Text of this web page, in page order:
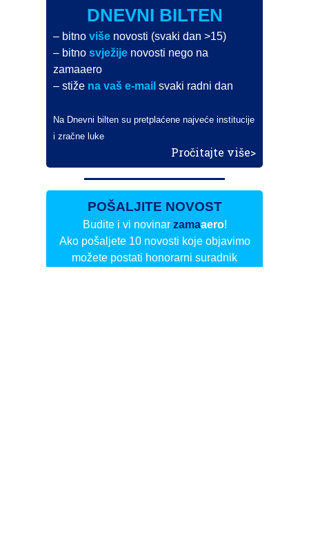
DNEVNI BILTEN
– bitnoviše novosti (svaki dan >15)
– bitnosvježije novosti nego na
zamaaero
– stiže na vaš e-mail svaki radni dan
Na Dnevni bilten su pretplaćene najveće institucije
i zračne luke
Pročitajte više>
POŠALJITE NOVOST
Budite i vi novinar zamaaero!
Ako pošaljete 10 novosti koje objavimo
možete postati honorarni suradnik